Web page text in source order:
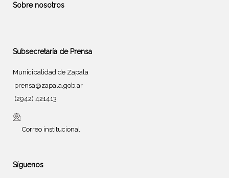
Sobre nosotros
Subsecretaría de Prensa
Municipalidad de Zapala
prensa@zapala.gob.ar
(2942) 421413
Correo institucional
Síguenos